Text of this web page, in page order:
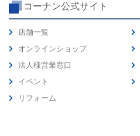
コーナン公式サイト
店舗一覧
オンラインショップ
法人様営業窓口
イベント
リフォーム